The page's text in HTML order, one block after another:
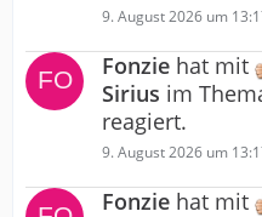
9. August 2026 um
Fonzie hat mit
Sirius im
reagiert.
9. August 2026 um
Fonzie hat mit